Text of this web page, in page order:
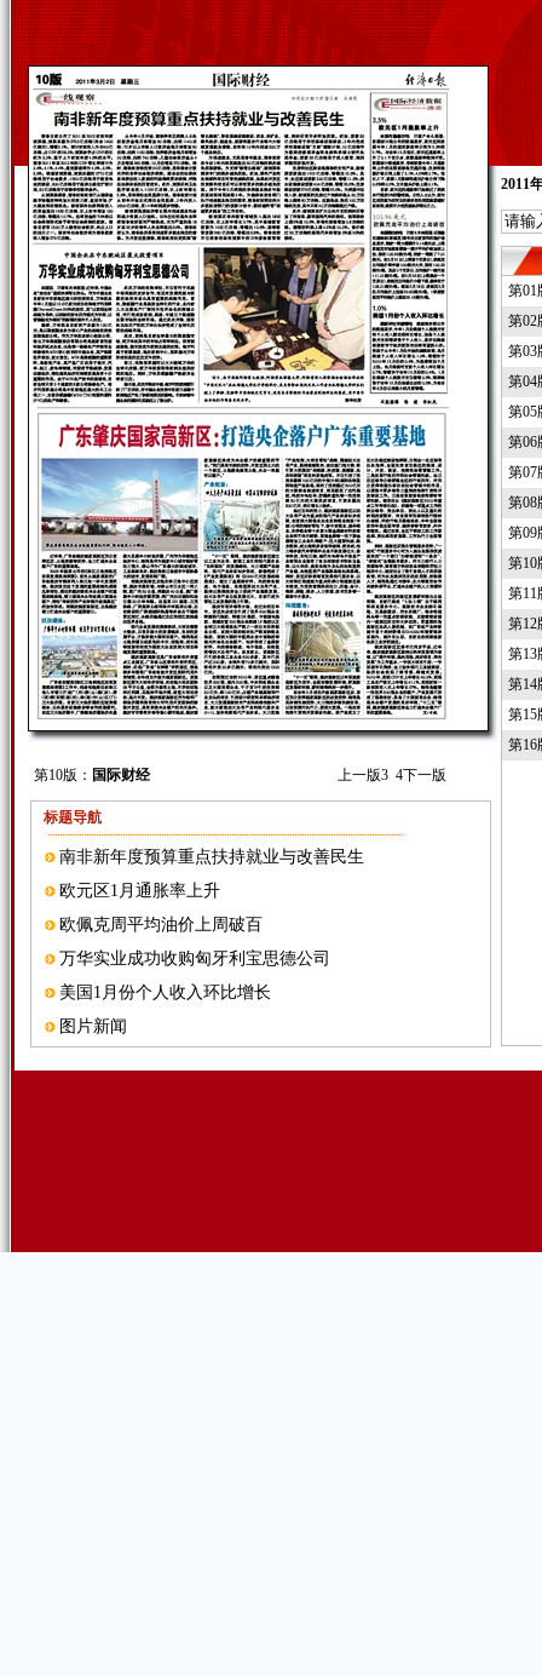
第10版： 国际财经 上一版3 4下一版
标题导航
南非新年度预算重点扶持就业与改善民生
欧元区1月通胀率上升
欧佩克周平均油价上周破百
万华实业成功收购匈牙利宝思德公司
美国1月份个人收入环比增长
图片新闻
2011
第01
第02
第03
第04
第05
第06
第07
第08
第09
第10
第11
第12
第13
第14
第15
第16